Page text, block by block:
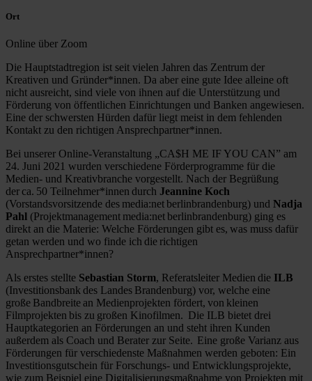
Ort
Online über Zoom
Die Hauptstadtregion ist seit vielen Jahren das Zentrum der
Kreativen und Gründer*innen. Da aber eine gute Idee alleine oft
nicht ausreicht, sind viele von ihnen auf die Unterstützung und
Förderung von öffentlichen Einrichtungen und Banken angewiesen.
Eine der schwersten Hürden dafür liegt meist in dem fehlenden
Kontakt zu den richtigen Ansprechpartner*innen.
Bei unserer Online-Veranstaltung „CA$H ME IF YOU CAN” am
24. Juni 2021 wurden verschiedene Förderprogramme für die
Medien- und Kreativbranche vorgestellt. Nach der Begrüßung
der ca. 50 Teilnehmer*innen durch Jeannine Koch
(Vorstandsvorsitzende des media:net berlinbrandenburg) und Nadja
Pahl (Projektmanagement media:net berlinbrandenburg) ging es
direkt an die Materie: Welche Förderungen gibt es, was muss dafür
getan werden und wo finde ich die richtigen
Ansprechpartner*innen?
Als erstes stellte Sebastian Storm, Referatsleiter Medien die ILB
(Investitionsbank des Landes Brandenburg) vor, welche eine
große Bandbreite an Medienprojekten fördert, von kleinen
Filmprojekten bis zu großen Kinofilmen. Die ILB bietet drei
Hauptkategorien an Förderungen an und steht ihren Kunden
außerdem als Coach und Berater zur Seite. Eine große Varianz aus
Förderungen für verschiedenste Maßnahmen werden geboten: Ein
Investitionsgutschein für Forschungs- und Entwicklungsprojekte,
wie zum Beispiel eine Digitalisierungsmaßnahme von Projekten mit